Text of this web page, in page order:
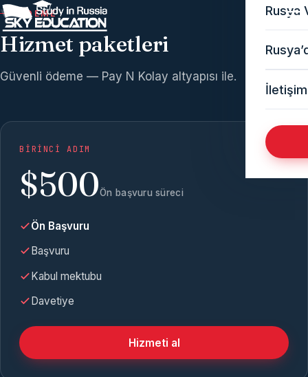
Rusya
İletişim
ÖDEME
Hizmet paketleri
Güvenli ödeme — Pay N Kolay altyapısı ile.
BIRINCI ADIM
$500Ön başvuru süreci
Ön Başvuru
Başvuru
Kabul mektubu
Davetiye
Hizmeti al